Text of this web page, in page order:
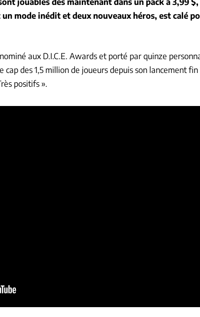
un mode inédit et deux nouveaux héros, est calé
aux D.I.C.E. Awards et porté par quinze
cap des 1,5 million de joueurs depuis son lancement fin
positifs ».